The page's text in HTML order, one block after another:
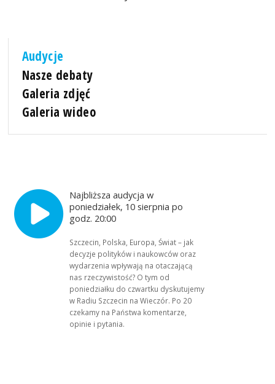
Audycje
Nasze debaty
Galeria zdjęć
Galeria wideo
Najbliższa audycja w
poniedziałek, 10 sierpnia po
godz. 20:00
Szczecin, Polska, Europa, Świat – jak
decyzje polityków i naukowców oraz
wydarzenia wpływają na otaczającą
nas rzeczywistość? O tym od
poniedziałku do czwartku dyskutujemy
w Radiu Szczecin na Wieczór. Po 20
czekamy na Państwa komentarze,
opinie i pytania.